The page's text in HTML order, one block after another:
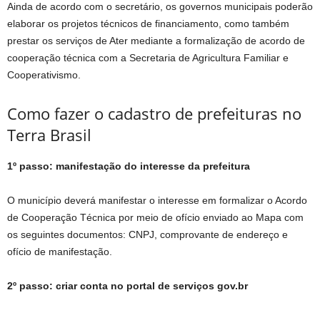
Ainda de acordo com o secretário, os governos municipais poderão
elaborar os projetos técnicos de financiamento, como também
prestar os serviços de Ater mediante a formalização de acordo de
cooperação técnica com a Secretaria de Agricultura Familiar e
Cooperativismo.
Como fazer o cadastro de prefeituras no
Terra Brasil
1º passo: manifestação do interesse da prefeitura
O município deverá manifestar o interesse em formalizar o Acordo
de Cooperação Técnica por meio de ofício enviado ao Mapa com
os seguintes documentos: CNPJ, comprovante de endereço e
ofício de manifestação.
2º passo: criar conta no portal de serviços gov.br